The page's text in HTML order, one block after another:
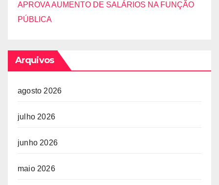
APROVA AUMENTO DE SALÁRIOS NA FUNÇÃO
PÚBLICA
Arquivos
agosto 2026
julho 2026
junho 2026
maio 2026